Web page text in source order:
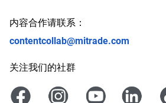
内容合作请联系：
contentcollab@mitrade.com
关注我们的社群